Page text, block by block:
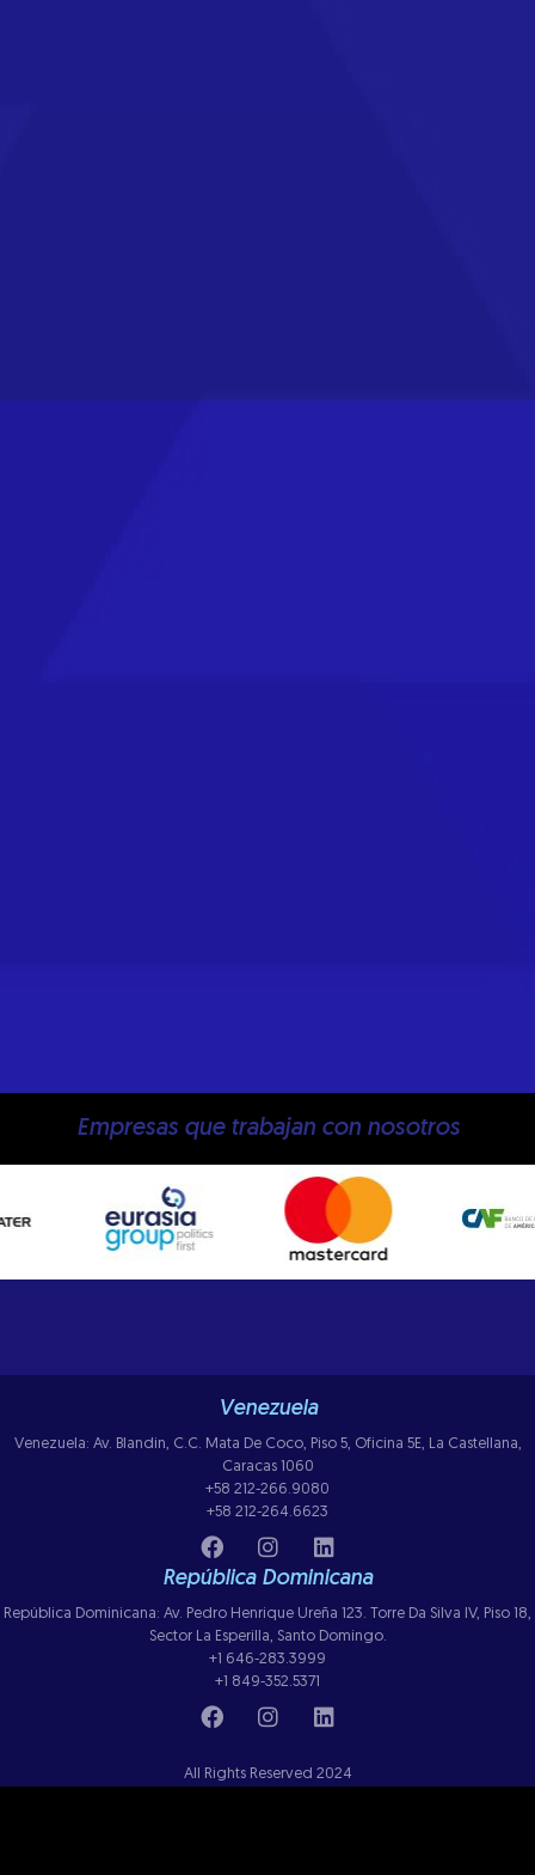
Empresas que trabajan con nosotros
Venezuela
Venezuela: Av. Blandin, C.C. Mata De Coco, Piso 5, Oficina 5E, La Castellana,
Caracas 1060
+58 212-266.9080
+58 212-264.6623
República Dominicana
República Dominicana: Av. Pedro Henrique Ureña 123. Torre Da Silva IV, Piso 18,
Sector La Esperilla, Santo Domingo.
+1 646-283.3999
+1 849-352.5371
All Rights Reserved 2024